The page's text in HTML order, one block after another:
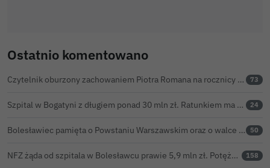
Ostatnio komentowano
Czytelnik oburzony zachowaniem Piotra Romana na rocznicy prezydentury Karola Nawrockiego. Obejrzeliśmy nagranie 73
Szpital w Bogatyni z długiem ponad 30 mln zł. Ratunkiem ma być połączenie z Bolesławcem 24
Bolesławiec pamięta o Powstaniu Warszawskim oraz o walce powstańców z faszyzmem 50
NFZ żąda od szpitala w Bolesławcu prawie 5,9 mln zł. Potężny cios po kontroli rozliczeń 158